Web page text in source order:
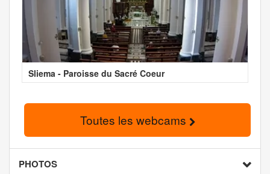
Sliema - Paroisse du Sacré Coeur
Toutes les webcams
PHOTOS